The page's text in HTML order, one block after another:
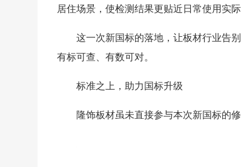
居住场景，使检测结果更贴近日常使用实
这一次新国标的落地，让板材行业告
有标可查、有数可对。
标准之上，助力国标升级
隆饰板材虽未直接参与本次新国标的